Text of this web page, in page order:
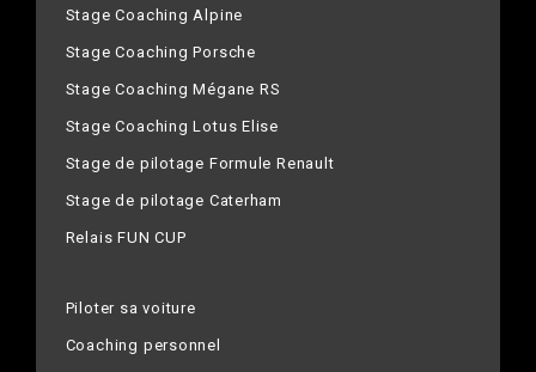
Stage Coaching Alpine
Stage Coaching Porsche
Stage Coaching Mégane RS
Stage Coaching Lotus Elise
Stage de pilotage Formule Renault
Stage de pilotage Caterham
Relais FUN CUP
Piloter sa voiture
Coaching personnel